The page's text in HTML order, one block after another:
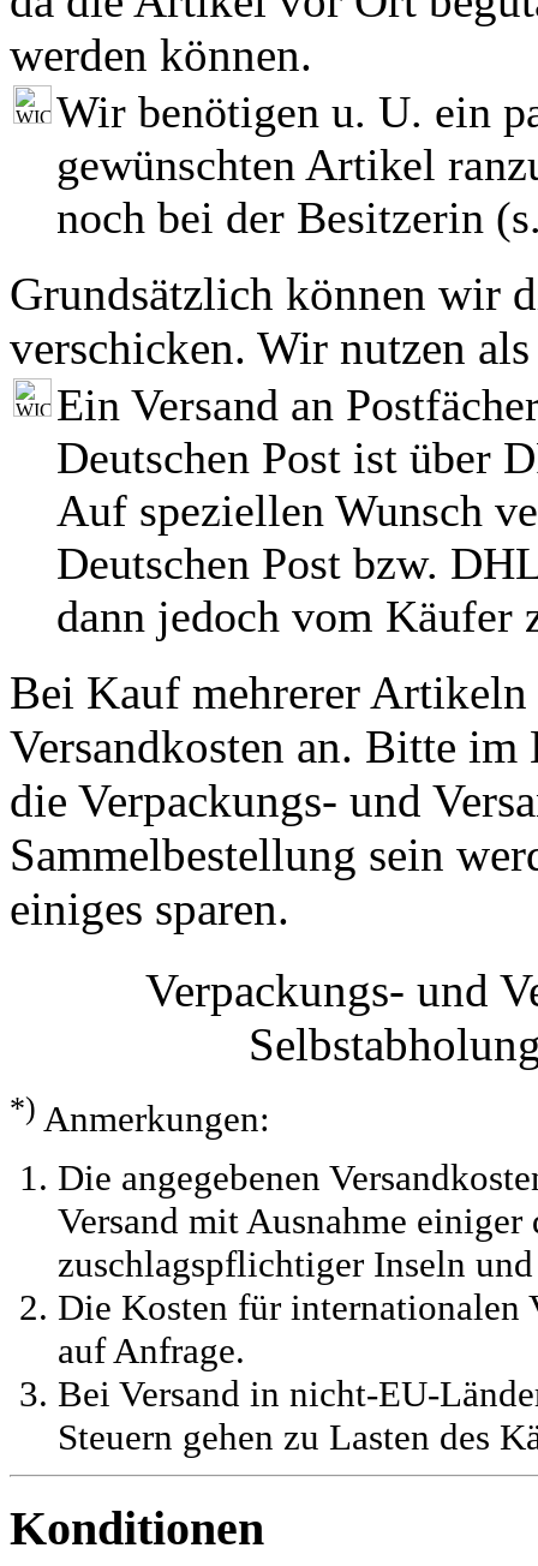
werden können.
Wir benötigen u. U. ein
gewünschten Artikel
noch bei der Besitzerin
Grundsätzlich können wir
verschicken. Wir nutzen
Ein Versand an
Deutschen Post ist über
Auf speziellen Wunsch
Deutschen Post bzw.
dann jedoch vom Käufer
Bei Kauf mehrerer
Versandkosten an. Bitte
die Verpackungs- und
Sammelbestellung sein
einiges sparen.
Verpackungs- und
*) Anmerkungen:
Die angegebenen
Versand mit Ausnahme
zuschlagspflichtiger Inseln
Die Kosten für
auf Anfrage.
Bei Versand in nicht-EU-
Steuern gehen zu Lasten des
Konditionen